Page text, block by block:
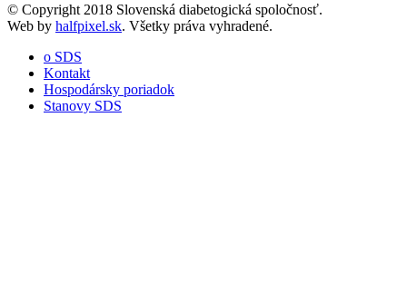
© Copyright 2018 Slovenská diabetogická spoločnosť.
Web by halfpixel.sk. Všetky práva vyhradené.
o SDS
Kontakt
Hospodársky poriadok
Stanovy SDS